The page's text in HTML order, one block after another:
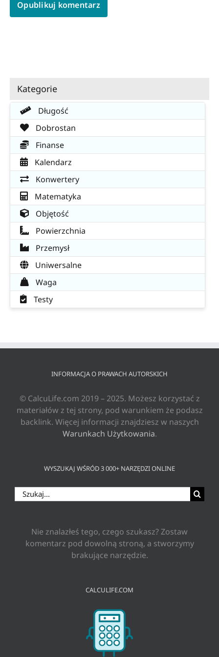
Kategorie
Długość
Dobrostan
Finanse
Kalendarz
Konwertery
Matematyka
Objętość
Powierzchnia
Przemysł
Uniwersalne
Waga
Testy
INFORMACJA O PRAWACH AUTORSKICH
© CalcuLife.com 2019 – 2025. Możesz korzystać z
materiałów z tej strony, pod warunkiem że podasz
backlink. Więcej informacji znajdziesz w naszych
Warunkach Użytkowania.
WYSZUKAJ WŚRÓD 3 000+ NARZĘDZI ONLINE
Szukaj
Nie znalazłeś tego, czego szukasz? Zostaw
komentarz pod dowolną stroną, a stworzymy
brakujące narzędzie.
CALCULIFE.COM